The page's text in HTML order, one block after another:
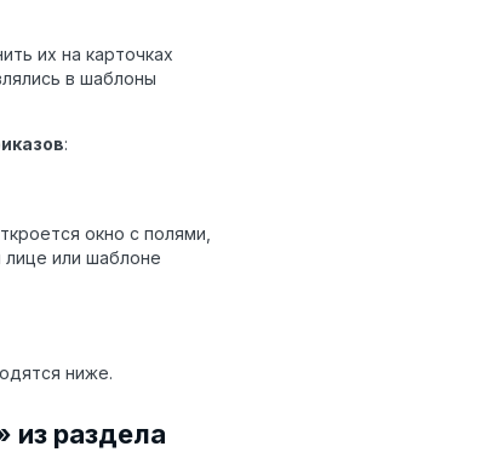
их на карточках
в шаблоны
:
окно с полями,
или шаблоне
ниже.
из раздела